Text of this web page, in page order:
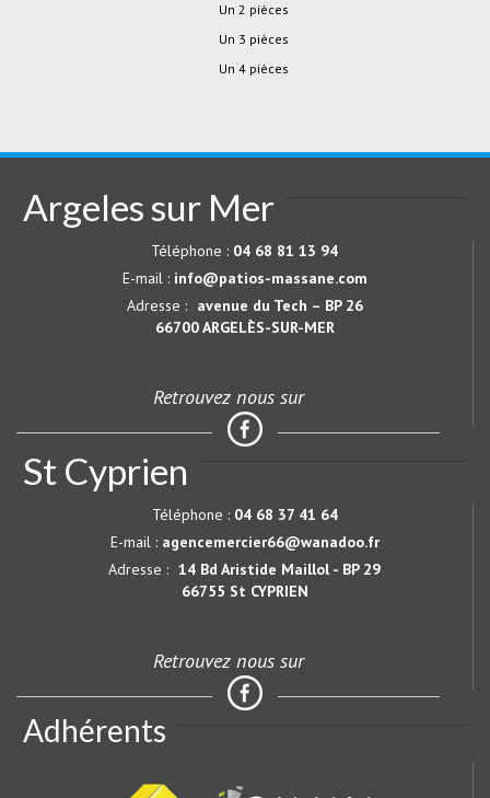
Un 2 pièces
Un 3 pièces
Un 4 pièces
Argeles sur Mer
Téléphone : 04 68 81 13 94
E-mail : info@patios-massane.com
Adresse : avenue du Tech – BP 26
66700ARGELÈS-SUR-MER
Retrouvez nous sur
St Cyprien
Téléphone : 04 68 37 41 64
E-mail : agencemercier66@wanadoo.fr
Adresse : 14 Bd Aristide Maillol - BP 29
66755 St CYPRIEN
Retrouvez nous sur
Adhérents